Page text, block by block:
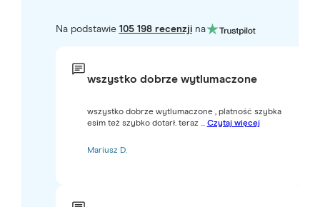
Na podstawie 105 198 recenzjina
wszystko dobrze wytlumaczone
wszystko dobrze wytlumaczone , platność szybka
esim też szybko dotarł. teraz ... Czytaj więcej
Mariusz D.